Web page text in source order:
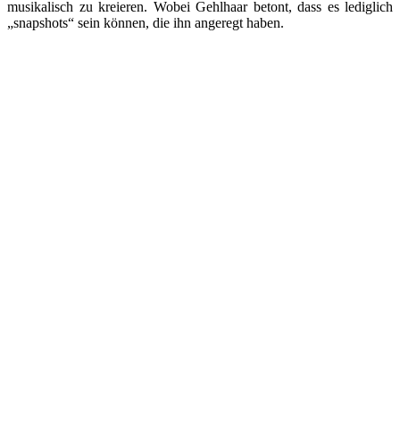
musikalisch zu kreieren. Wobei Gehlhaar betont, dass es lediglich
„snapshots“ sein können, die ihn angeregt haben.